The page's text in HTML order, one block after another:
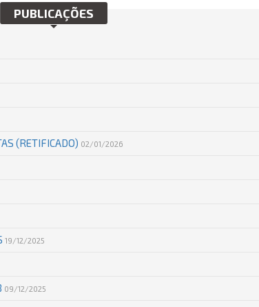
PUBLICAÇÕES
(RETIFICADO) 02/01/2026
19/12/2025
09/12/2025